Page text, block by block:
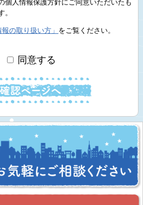
個人情報保護方針にご同意いただいたも
。
報の取り扱い方」 をご覧ください。
同意する